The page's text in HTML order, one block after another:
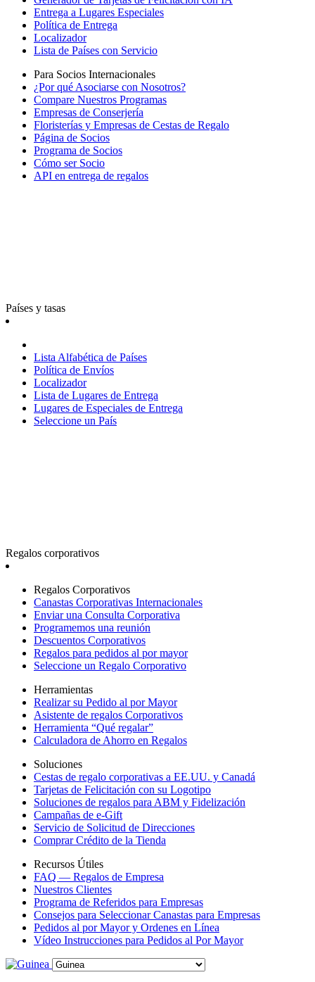
Entrega a Lugares Especiales
Política de Entrega
Localizador
Lista de Países con Servicio
Para Socios Internacionales
¿Por qué Asociarse con Nosotros?
Compare Nuestros Programas
Empresas de Conserjería
Floristerías y Empresas de Cestas de Regalo
Página de Socios
Programa de Socios
Cómo ser Socio
API en entrega de regalos
Países y tasas
Lista Alfabética de Países
Política de Envíos
Localizador
Lista de Lugares de Entrega
Lugares de Especiales de Entrega
Seleccione un País
Regalos corporativos
Regalos Corporativos
Canastas Corporativas Internacionales
Enviar una Consulta Corporativa
Programemos una reunión
Descuentos Corporativos
Regalos para pedidos al por mayor
Seleccione un Regalo Corporativo
Herramientas
Realizar su Pedido al por Mayor
Asistente de regalos Corporativos
Herramienta “Qué regalar”
Calculadora de Ahorro en Regalos
Soluciones
Cestas de regalo corporativas a EE.UU. y Canadá
Tarjetas de Felicitación con su Logotipo
Soluciones de regalos para ABM y Fidelización
Campañas de e-Gift
Servicio de Solicitud de Direcciones
Comprar Crédito de la Tienda
Recursos Útiles
FAQ — Regalos de Empresa
Nuestros Clientes
Programa de Referidos para Empresas
Consejos para Seleccionar Canastas para Empresas
Pedidos al por Mayor y Ordenes en Línea
Vídeo Instrucciones para Pedidos al Por Mayor